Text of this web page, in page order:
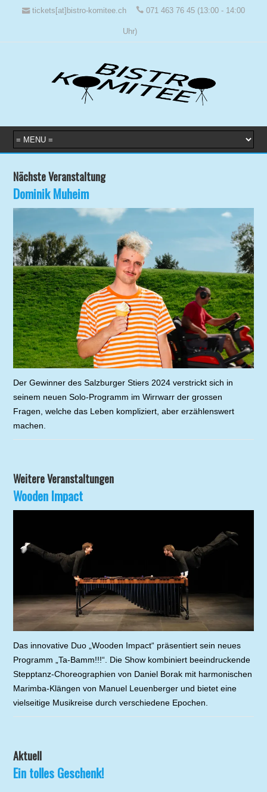
tickets[at]bistro-komitee.ch 071 463 76 45 (13:00 - 14:00
Uhr)
Nächste Veranstaltung
Dominik Muheim
Der Gewinner des Salzburger Stiers 2024 verstrickt sich in
seinem neuen Solo-Programm im Wirrwarr der grossen
Fragen, welche das Leben kompliziert, aber erzählenswert
machen.
Weitere Veranstaltungen
Wooden Impact
Das innovative Duo „Wooden Impact“ präsentiert sein neues
Programm „Ta-Bamm!!!“. Die Show kombiniert beeindruckende
Stepptanz-Choreographien von Daniel Borak mit harmonischen
Marimba-Klängen von Manuel Leuenberger und bietet eine
vielseitige Musikreise durch verschiedene Epochen.
Aktuell
Ein tolles Geschenk!